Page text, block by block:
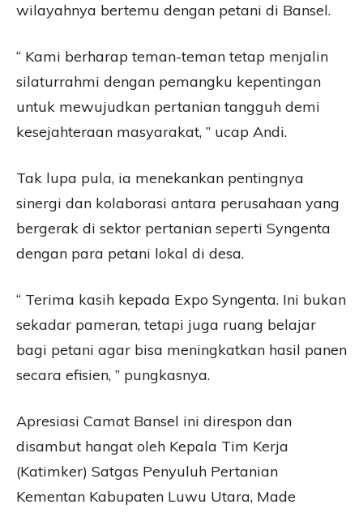
wilayahnya bertemu dengan petani di Bansel.
“ Kami berharap teman-teman tetap menjalin
silaturrahmi dengan pemangku kepentingan
untuk mewujudkan pertanian tangguh demi
kesejahteraan masyarakat, ” ucap Andi.
Tak lupa pula, ia menekankan pentingnya
sinergi dan kolaborasi antara perusahaan yang
bergerak di sektor pertanian seperti Syngenta
dengan para petani lokal di desa.
“ Terima kasih kepada Expo Syngenta. Ini bukan
sekadar pameran, tetapi juga ruang belajar
bagi petani agar bisa meningkatkan hasil panen
secara efisien, ” pungkasnya.
Apresiasi Camat Bansel ini direspon dan
disambut hangat oleh Kepala Tim Kerja
(Katimker) Satgas Penyuluh Pertanian
Kementan Kabupaten Luwu Utara, Made